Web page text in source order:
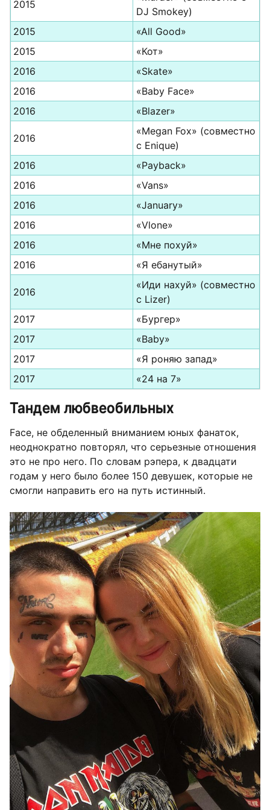
2015
DJ Smokey)
2015
«All Good»
2015
«Кот»
2016
«Skate»
2016
«Baby Face»
2016
«Blazer»
2016
«Megan Fox» (совместно
с Enique)
2016
«Payback»
2016
«Vans»
2016
«January»
2016
«Vlone»
2016
«Мне похуй»
2016
«Я ебанутый»
2016
«Иди нахуй» (совместно
с Lizer)
2017
«Бургер»
2017
«Baby»
2017
«Я роняю запад»
2017
«24 на 7»
Тандем любвеобильных
Face, не обделенный вниманием юных фанаток,
неоднократно повторял, что серьезные отношения
это не про него. По словам рэпера, к двадцати
годам у него было более 150 девушек, которые не
смогли направить его на путь истинный.